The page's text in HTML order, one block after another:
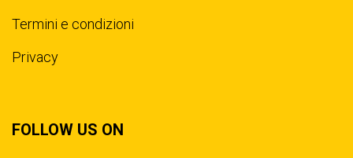
Termini e condizioni
Privacy
FOLLOW US ON